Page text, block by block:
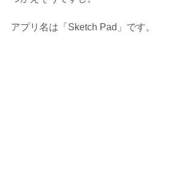
アプリ名は「Sketch Pad」です。